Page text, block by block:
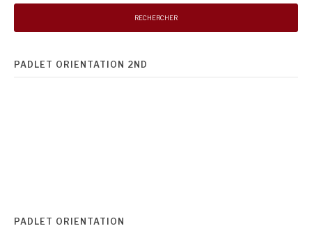
PADLET ORIENTATION 2ND
PADLET ORIENTATION